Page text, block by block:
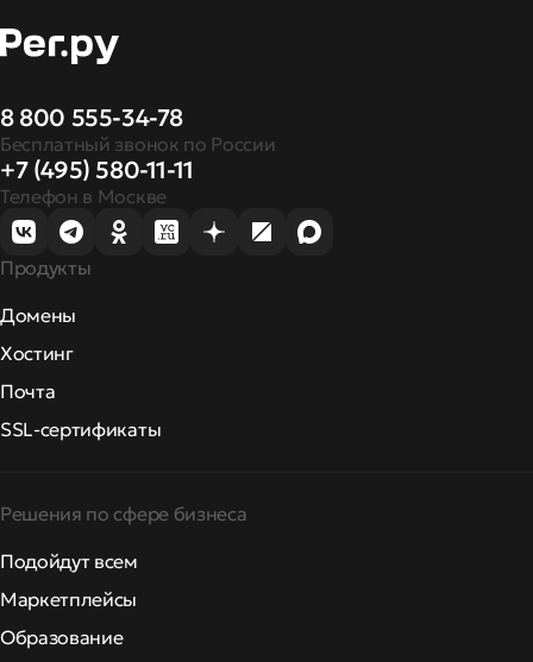
8 800 555-34-78
Бесплатный звонок по России
+7 (495) 580-11-11
Телефон в Москве
Продукты
Домены
Хостинг
Почта
SSL-сертификаты
Решения по сфере бизнеса
Подойдут всем
Маркетплейсы
Образование